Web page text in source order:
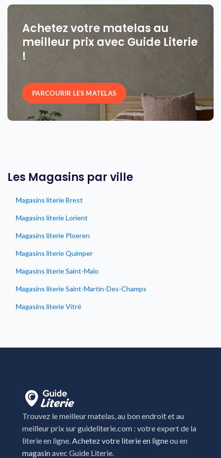
Achetez votre matelas au
meilleur prix avec Guide Literie
!
PARCOURIR LES MATELAS
Les Magasins par ville
Magasins literie Brest
Magasins literie Lorient
Magasins literie Ploeren
Magasins literie Quimper
Magasins literie Saint-Malo
Magasins literie Saint-Martin-Des-Champs
Magasins literie Vitré
Trouvez le meilleur matelas, au bon endroit et au
meilleur prix sur guideliterie.com : votre expert de la
literie en ligne. Achetez votre literie en ligneou en
magasinavec Guide Literie.